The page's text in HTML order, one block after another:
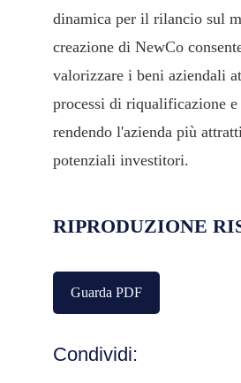
dinamica per il rilancio sul
creazione di NewCo
valorizzare i beni aziendali
processi di riqualificazione
rendendo l'azienda più
potenziali investitori.
RIPRODUZIONE
Guarda PDF
Condividi: